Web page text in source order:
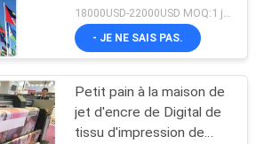
UV
179
d'impression de
sublimation de Digital
18000USD-22000USD MOQ:1 jeu
- JE NE SAIS PAS.
Petit pain à la maison de
jet d'encre de Digital de
tissu d'impression de